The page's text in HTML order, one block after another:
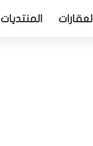
العقارات المنتديات